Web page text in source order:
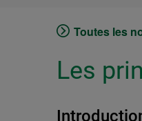
Toutes les
Les